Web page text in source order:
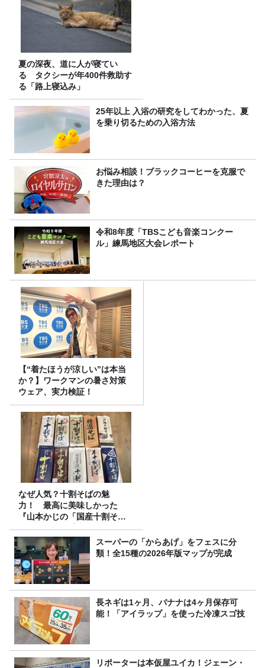
夏の深夜、道に人が寝てい
る タクシーが年400件救助す
る「路上寝込み」
25年以上 入浴の研究をしてわかった、夏
を乗り切るための入浴方法
お悩み相談！ブラックコーヒーを克服で
きた理由は？
令和8年度「TBSこども音楽コンクー
ル」練馬地区大会レポート
【“着たほうが涼しい”は本当
か？】ワークマンの暑さ対策
ウェア、実力検証！
なぜ人気？十割そばの魅
力！ 最高に美味しかった
『山本かじの「国産十割そ
ば」』とは？【十割そば10種
食べ比べ】
スーパーの「からあげ」をフェスに分
類！全15種の2026年版マップが完成
長ネギは1ヶ月、バナナは4ヶ月保存可
能！「アイラップ」を使った冷凍スゴ技
リポーターは本仮屋ユイカ！ジェーン・